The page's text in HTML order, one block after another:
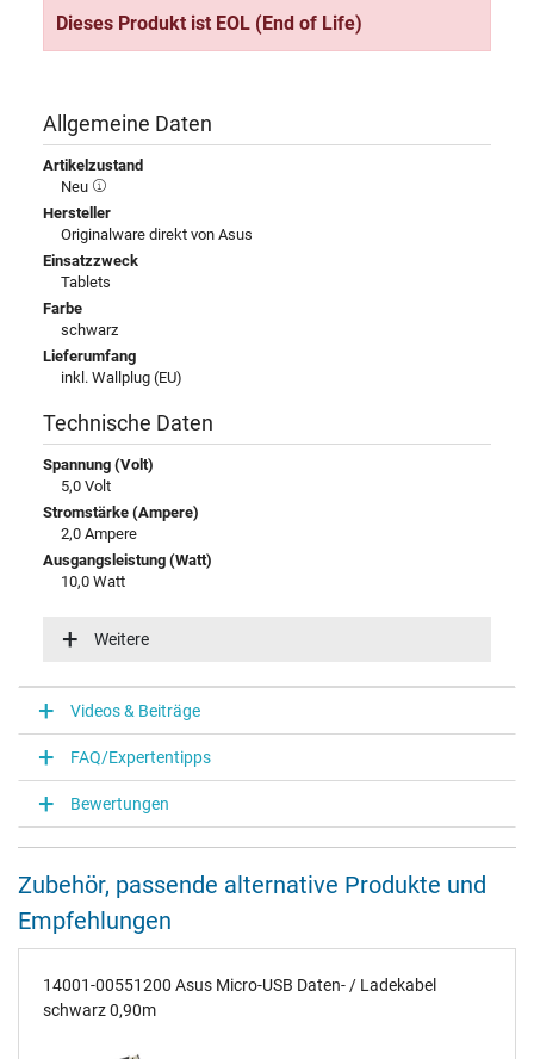
Dieses Produkt ist EOL (End of Life)
Allgemeine Daten
Artikelzustand
Neu
Hersteller
Originalware direkt von Asus
Einsatzzweck
Tablets
Farbe
schwarz
Lieferumfang
inkl. Wallplug (EU)
Technische Daten
Spannung (Volt)
5,0 Volt
Stromstärke (Ampere)
2,0 Ampere
Ausgangsleistung (Watt)
10,0 Watt
100-240V / 50-60Hz
Notebook Stecker
Steckertyp / -form
Micro USB / –
Länge Anschlusskabel (m) (ca.)
0.90 m
Maße
Länge / Breite / Höhe
Weitere Daten
Weitere
Videos & Beiträge
FAQ/Expertentipps
Bewertungen
Zubehör, passende alternative Produkte und
Empfehlungen
14001-00551200 Asus Micro-USB Daten- / Ladekabel
schwarz 0,90m